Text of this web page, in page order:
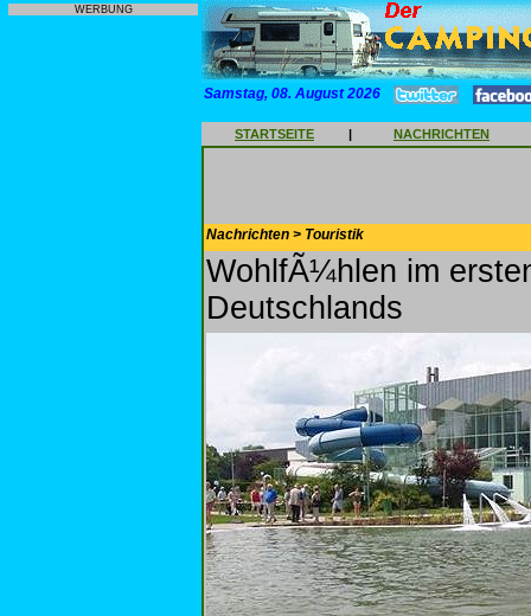
WERBUNG
Samstag, 08. August 2026
STARTSEITE | NACHRICHTEN
Nachrichten > Touristik
WohlfÃ¼hlen im
Deutschlands